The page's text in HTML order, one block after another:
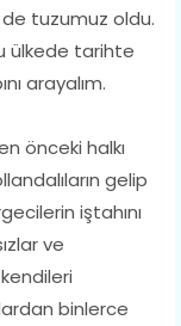
tuzumuz oldu.
ülkede tarihte
arayalım.
önceki halkı
gelip
iştahını
ve
binlerce